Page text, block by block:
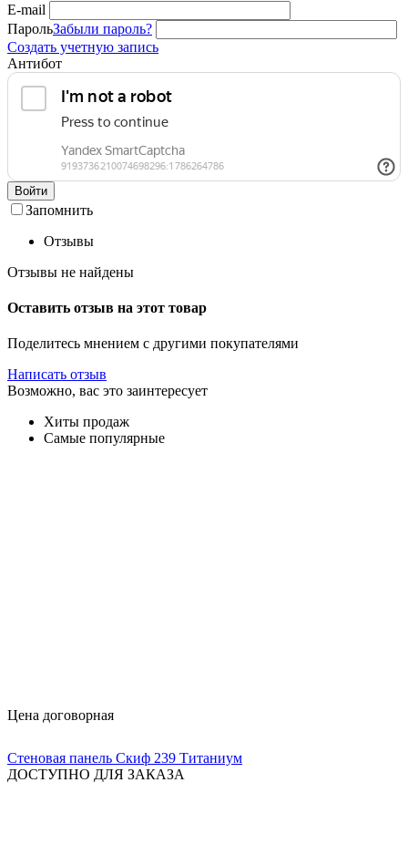
E-mail
ПарольЗабыли пароль?
Создать учетную запись
Антибот
Войти
Запомнить
Отзывы
Отзывы не найдены
Оставить отзыв на этот товар
Поделитесь мнением с другими покупателями
Написать отзыв
Возможно, вас это заинтересует
Хиты продаж
Самые популярные
Цена договорная
Стеновая панель Скиф 239 Титаниум
ДОСТУПНО ДЛЯ ЗАКАЗА